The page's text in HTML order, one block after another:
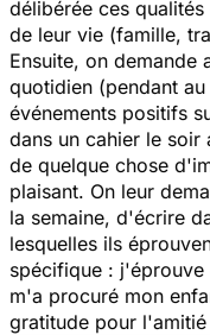
délibérée ces
de leur vie (famille,
Ensuite, on demande
quotidien (pendant
événements positifs
dans un cahier le
de quelque chose
plaisant. On leur
la semaine, d'écrire
lesquelles ils
spécifique :
m'a procuré mon
gratitude pour